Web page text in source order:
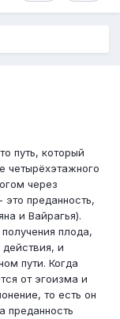
путь, который
четырёхэтажного
через
преданность,
и Вайрагья).
плода,
и
пути. Когда
от эгоизма и
то есть он
преданность